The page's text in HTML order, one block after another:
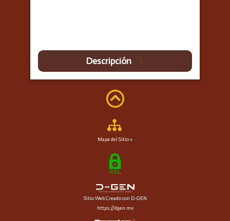
Descripción
Mapa del Sitio »
Sitio Web Creado con D-GEN
https://dgen.mx